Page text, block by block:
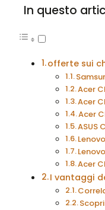
In questo
offerte sui
Acer
Acer
Acer
ASUS
Acer
I vantaggi